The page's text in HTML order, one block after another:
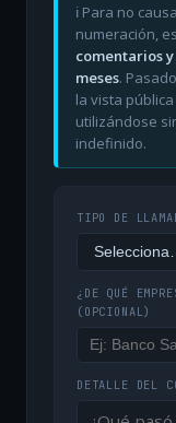
ℹ️ Para no
numeración,
comentarios
meses.
la vista
utilizándose
indefinido.
TIPO DE
¿DE QUÉ
(OPCIONAL)
DETALLE DEL